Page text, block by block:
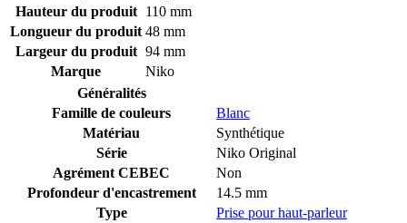
Hauteur du produit
110 mm
Longueur du produit 48 mm
Largeur du produit 94 mm
Marque
Niko
Généralités
Famille de couleurs
Blanc
Matériau
Synthétique
Série
Niko Original
Agrément CEBEC
Non
Profondeur d'encastrement
14.5 mm
Type
Prise pour haut-parleur